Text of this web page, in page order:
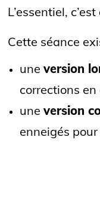
L’essentiel,
Cette séance
une version
corrections
une version
enneigés